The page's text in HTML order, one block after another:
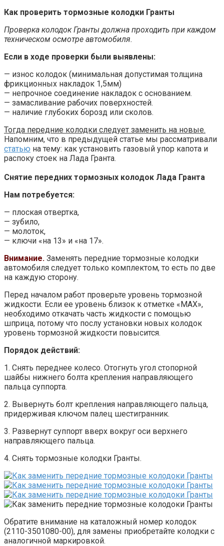
Как проверить тормозные колодки Гранты
Проверка колодок Гранты должна проходить при каждом
техническом осмотре автомобиля.
Если в ходе проверки были выявлены:
— износ колодок (минимальная допустимая толщина
фрикционных накладок 1,5мм)
— непрочное соединение накладок с основанием.
— замасливание рабочих поверхностей.
— наличие глубоких борозд или сколов.
Тогда передние колодки следует заменить на новые.
Напомним, что в предыдущей статье мы рассматривали
статью на тему: как установить газовый упор капота и
распоку стоек на Лада Гранта.
Снятие передних тормозных колодок Лада Гранта
Нам потребуется:
— плоская отвертка,
— зубило,
— молоток,
— ключи «на 13» и «на 17».
Внимание. Заменять передние тормозные колодки
автомобиля следует только комплектом, то есть по две
на каждую сторону.
Перед началом работ проверьте уровень тормозной
жидкости. Если ее уровень близок к отметке «MAX»,
необходимо откачать часть жидкости с помощью
шприца, потому что послу установки новых колодок
уровень тормозной жидкости повысится.
Порядок действий:
1. Снять переднее колесо. Отогнуть угол стопорной
шайбы нижнего болта крепления направляющего
пальца суппорта.
2. Вывернуть болт крепления направляющего пальца,
придерживая ключом палец шестигранник.
3. Развернут суппорт вверх вокруг оси верхнего
направляющего пальца.
4. Снять тормозные колодки Гранты.
Обратите внимание на каталожный номер колодок
(2110-3501080-00), для замены приобретайте колодки с
аналогичной маркировкой.